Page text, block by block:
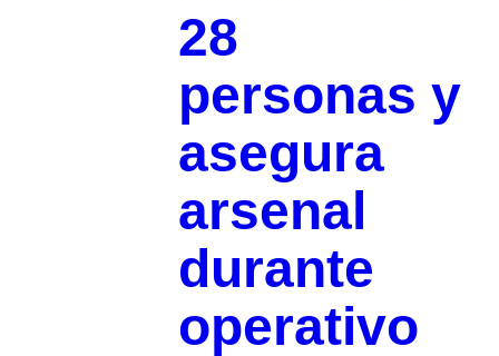
28
personas y
asegura
arsenal
durante
operativo